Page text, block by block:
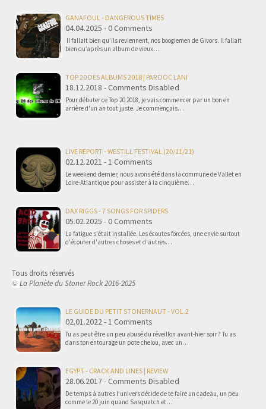
GANAFOUL - DANGEROUS TIMES
04.04.2025 - 0 Comments
Il fallait bien qu’ils reviennent, nos boogiemen de Givors. Il fallait
bien qu’après un album de vieux…
TOP 20 DES ALBUMS 2018 | PAR DOC LANI
18.12.2018 - Comments Disabled
Pour débuter ce Top 20 2018, je vais commencer par un bon en
arrière d'un an tout juste. Je commençais…
LIVE REPORT - WESTILL FESTIVAL (20/11/21)
02.12.2021 - 1 Comments
Le weekend dernier, nous avons été dans la commune de Vallet en
Loire-Atlantique pour assister à la cinquième…
DAX RIGGS - 7 SONGS FOR SPIDERS
05.02.2025 - 0 Comments
La fatigue s'était installée. Les écoutes forcées, une envie surtout
d'écouter d'autres choses et d'autres…
Tous droits réservés
© La Planète du Stoner Rock 2016-2025
LE GUIDE DU PETIT STONERNAUT - VOL.2
02.01.2022 - 1 Comments
Tu as peut être un peu abusé du réveillon avant-hier soir ? Tu as
dans ton entourage un pote chelou, avec un…
EGYPT - CRACK AND LINES | REVIEW
28.06.2017 - Comments Disabled
De temps à autres l’univers décide de te faire un cadeau, un peu
comme le 20 juin quand Sasquatch et…